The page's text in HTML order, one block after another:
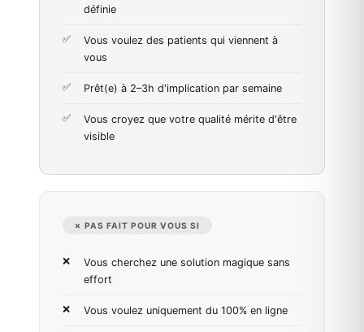
définie
Vous voulez des patients qui viennent à
vous
Prêt(e) à 2–3h d'implication par semaine
Vous croyez que votre qualité mérite d'être
visible
✗ PAS FAIT POUR VOUS SI
Vous cherchez une solution magique sans
effort
Vous voulez uniquement du 100% en ligne